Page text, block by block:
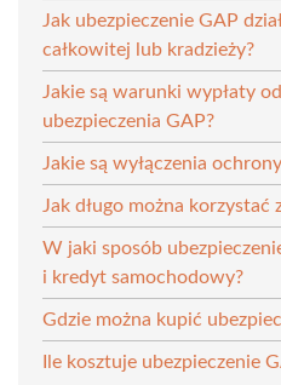
Jak ubezpieczenie GAP
całkowitej lub kradzieży?
Jakie są warunki wypłaty
ubezpieczenia GAP?
Jakie są wyłączenia
Jak długo można korzystać
W jaki sposób
i kredyt samochodowy?
Gdzie można kupić
Ile kosztuje ubezpieczenie